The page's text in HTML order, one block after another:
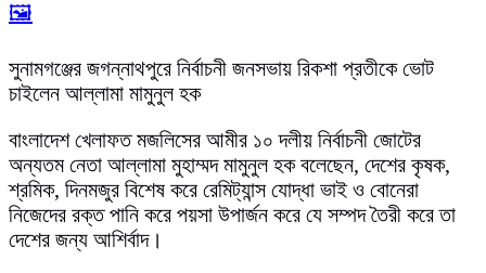
🖼️
সুনামগঞ্জের জগন্নাথপুরে নির্বাচনী জনসভায় রিকশা প্রতীকে ভোট
চাইলেন আল্লামা মামুনুল হক
বাংলাদেশ খেলাফত মজলিসের আমীর ১০ দলীয় নির্বাচনী জোটের
অন্যতম নেতা আল্লামা মুহাম্মদ মামুনুল হক বলেছেন, দেশের কৃষক,
শ্রমিক, দিনমজুর বিশেষ করে রেমিট্যান্স যোদ্ধা ভাই ও বোনেরা
নিজেদের রক্ত পানি করে পয়সা উপার্জন করে যে সম্পদ তৈরী করে তা
দেশের জন্য আশির্বাদ।